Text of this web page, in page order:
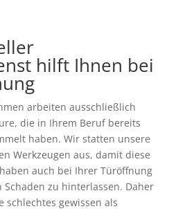
hilft Ihnen bei
arbeiten ausschließlich
die in Ihrem Beruf bereits
haben. Wir statten unsere
Werkzeugen aus, damit diese
auch bei Ihrer Türöffnung
Schaden zu hinterlassen. Daher
schlechtes gewissen als